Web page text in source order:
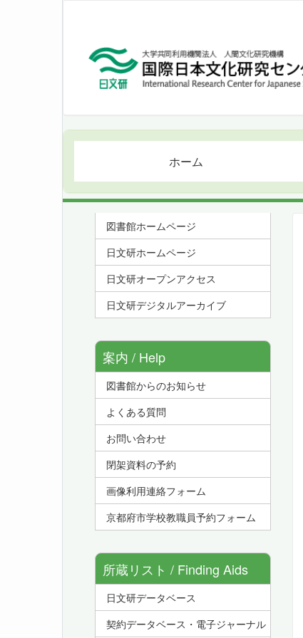
ホーム
図書館ホームページ
日文研ホームページ
日文研オープンアクセス
日文研デジタルアーカイブ
案内 / Help
図書館からのお知らせ
よくある質問
お問い合わせ
閉架資料の予約
画像利用連絡フォーム
京都府市学校教職員予約フォーム
所蔵リスト / Finding Aids
日文研データベース
契約データベース・電子ジャーナル